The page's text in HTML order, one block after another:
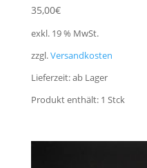
35,00€
exkl. 19 % MwSt.
zzgl.Versandkosten
Lieferzeit:ab Lager
Produkt enthält: 1 Stck